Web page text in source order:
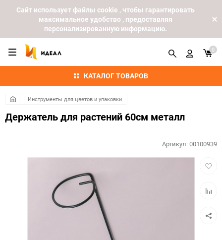
Cайт использует файлы cookie , чтобы гарантировать
максимальное удобство , предоставляя
персонализированную информацию.
КАТАЛОГ ТОВАРОВ
0
Инструменты для цветов и упаковки
Держатель для растений 60см металл
Артикул:00100939